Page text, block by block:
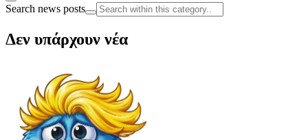
Search news posts
Δεν υπάρχουν νέα